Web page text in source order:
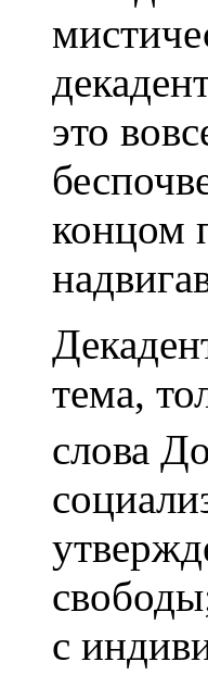
это
концом
тема,
слова
с